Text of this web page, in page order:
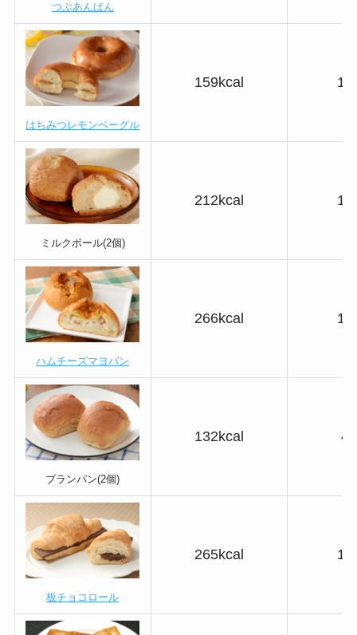
つぶあんぱん
はちみつレモンベーグル
159kcal
ミルクボール(2個)
212kcal
ハムチーズマヨパン
266kcal
ブランパン(2個)
132kcal
板チョコロール
265kcal